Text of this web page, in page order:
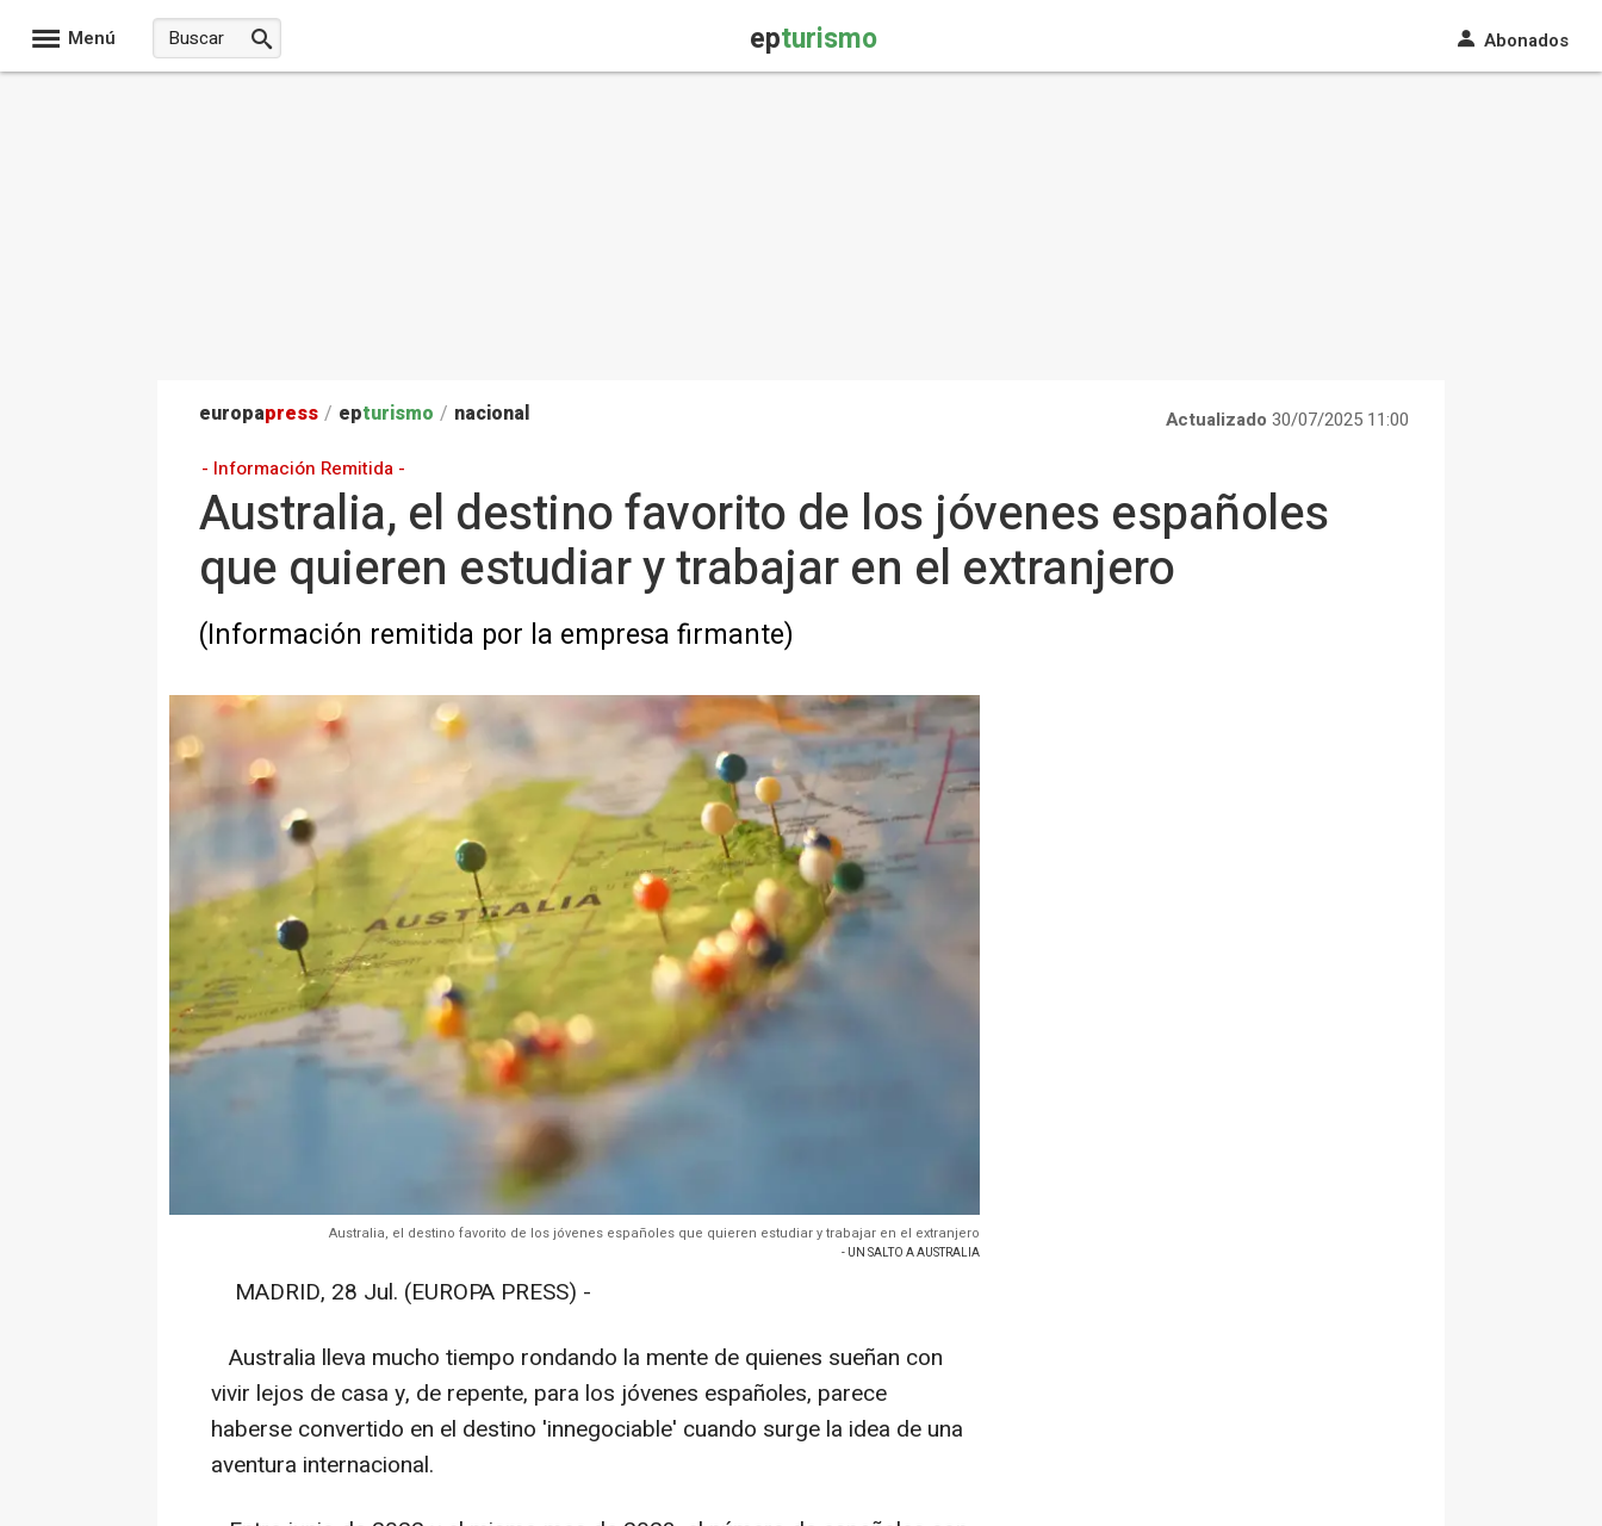
Menú epturismo Abonados
europapress / epturismo / nacional Actualizado 30/07/2025 11:00
- Información Remitida -
Australia, el destino favorito de los jóvenes españoles
que quieren estudiar y trabajar en el extranjero
(Información remitida por la empresa firmante)
Australia, el destino favorito de los jóvenes españoles que quieren estudiar y trabajar en el extranjero
- UN SALTO A AUSTRALIA
MADRID, 28 Jul. (EUROPA PRESS) -
Australia lleva mucho tiempo rondando la mente de quienes sueñan con
vivir lejos de casa y, de repente, para los jóvenes españoles, parece
haberse convertido en el destino 'innegociable' cuando surge la idea de una
aventura internacional.